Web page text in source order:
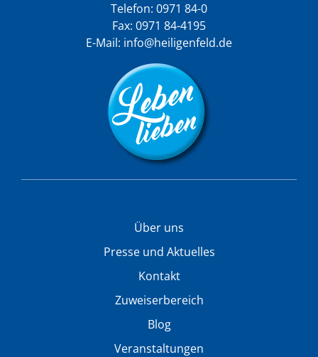
Telefon: 0971 84-0
Fax: 0971 84-4195
E-Mail: info@heiligenfeld.de
Über uns
Presse und Aktuelles
Kontakt
Zuweiserbereich
Blog
Veranstaltungen